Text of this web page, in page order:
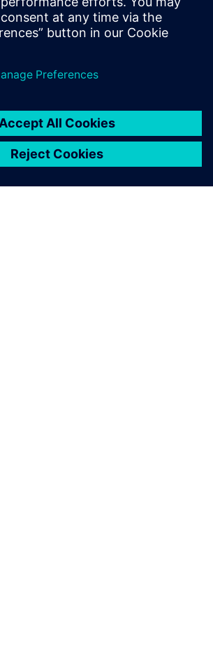
sulle tecnologie all’avanguardia come
additive manufacturing, progettazione
su modello e realtà virtuale